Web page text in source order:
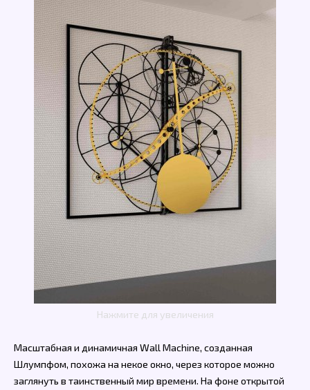
Нажмите для увеличения
Масштабная и динамичная Wall Machine, созданная
Шлумпфом, похожа на некое окно, через которое можно
заглянуть в таинственный мир времени. На фоне открытой